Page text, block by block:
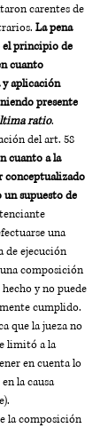
carentes de
La pena
principio de
cuanto
aplicación
presente
ratio.
del art. 58
cuanto a la
conceptualizado
supuesto de
una
de ejecución
composición
y no puede
cumplido.
que la jueza no
limitó a la
en cuenta lo
la causa
la composición